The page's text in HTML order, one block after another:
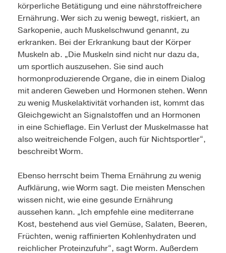
körperliche Betätigung und eine nährstoffreichere
Ernährung. Wer sich zu wenig bewegt, riskiert, an
Sarkopenie, auch Muskelschwund genannt, zu
erkranken. Bei der Erkrankung baut der Körper
Muskeln ab. „Die Muskeln sind nicht nur dazu da,
um sportlich auszusehen. Sie sind auch
hormonproduzierende Organe, die in einem Dialog
mit anderen Geweben und Hormonen stehen. Wenn
zu wenig Muskelaktivität vorhanden ist, kommt das
Gleichgewicht an Signalstoffen und an Hormonen
in eine Schieflage. Ein Verlust der Muskelmasse hat
also weitreichende Folgen, auch für Nichtsportler“,
beschreibt Worm.
Ebenso herrscht beim Thema Ernährung zu wenig
Aufklärung, wie Worm sagt. Die meisten Menschen
wissen nicht, wie eine gesunde Ernährung
aussehen kann. „Ich empfehle eine mediterrane
Kost, bestehend aus viel Gemüse, Salaten, Beeren,
Früchten, wenig raffinierten Kohlenhydraten und
reichlicher Proteinzufuhr“, sagt Worm. Außerdem